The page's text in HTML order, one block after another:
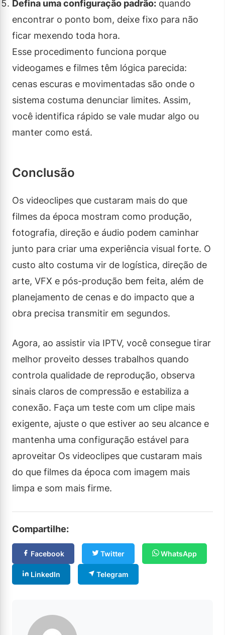
Defina uma configuração padrão: quando
encontrar o ponto bom, deixe fixo para não
ficar mexendo toda hora.
Esse procedimento funciona porque
videogames e filmes têm lógica parecida:
cenas escuras e movimentadas são onde o
sistema costuma denunciar limites. Assim,
você identifica rápido se vale mudar algo ou
manter como está.
Conclusão
Os videoclipes que custaram mais do que
filmes da época mostram como produção,
fotografia, direção e áudio podem caminhar
junto para criar uma experiência visual forte. O
custo alto costuma vir de logística, direção de
arte, VFX e pós-produção bem feita, além de
planejamento de cenas e do impacto que a
obra precisa transmitir em segundos.
Agora, ao assistir via IPTV, você consegue tirar
melhor proveito desses trabalhos quando
controla qualidade de reprodução, observa
sinais claros de compressão e estabiliza a
conexão. Faça um teste com um clipe mais
exigente, ajuste o que estiver ao seu alcance e
mantenha uma configuração estável para
aproveitar Os videoclipes que custaram mais
do que filmes da época com imagem mais
limpa e som mais firme.
Compartilhe:
Facebook Twitter WhatsApp
LinkedIn Telegram